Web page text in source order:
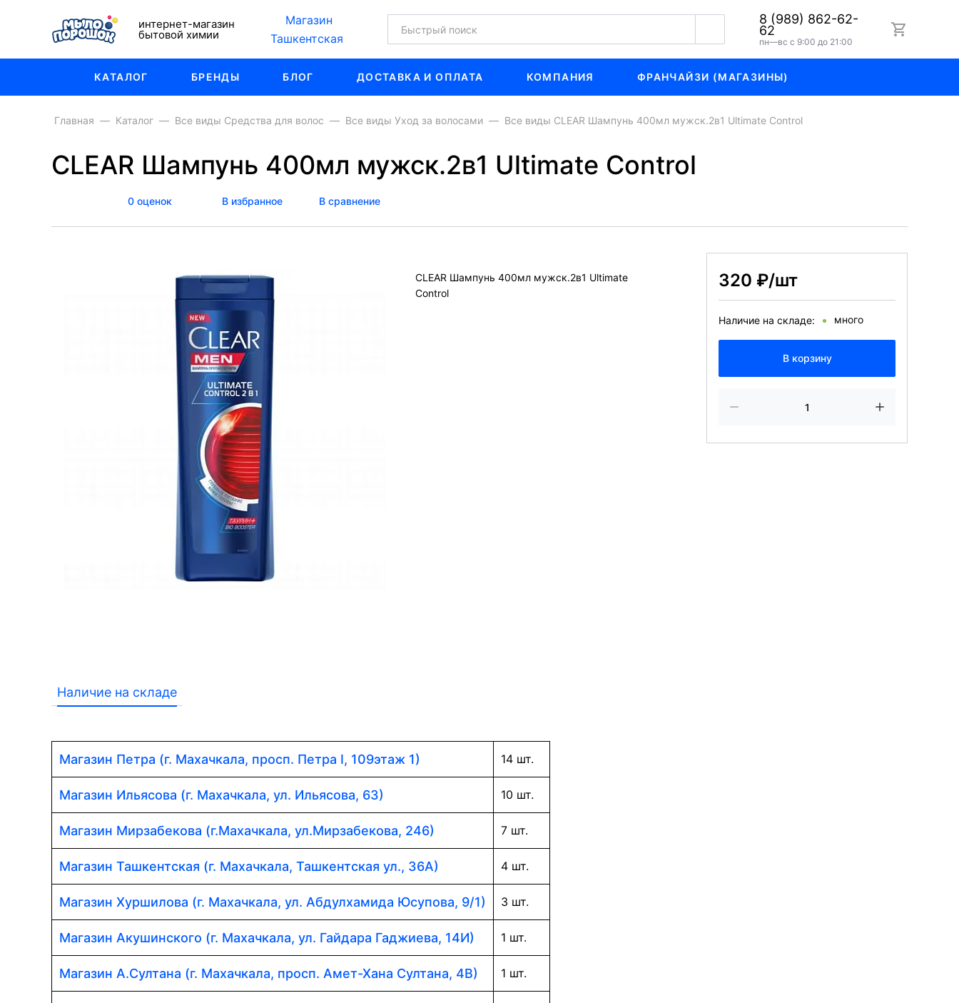
интернет-магазин
бытовой химии
Магазин
Ташкентская
8 (989) 862-62-
62
пн—вс с 9:00 до 21:00
КАТАЛОГ БРЕНДЫ БЛОГ ДОСТАВКА И ОПЛАТА КОМПАНИЯ ФРАНЧАЙЗИ (МАГАЗИНЫ)
Главная Каталог Все виды Средства для волос Все виды Уход за волосами Все виды CLEAR Шампунь 400мл мужск.2в1 Ultimate Control
CLEAR Шампунь 400мл мужск.2в1 Ultimate Control
0 оценок В избранное В сравнение
CLEAR Шампунь 400мл мужск.2в1 Ultimate
Control
320 ₽/шт
Наличие на складе: много
В корзину
Наличие на складе
Магазин Петра (г. Махачкала, просп. Петра I, 109этаж 1) 14 шт.
Магазин Ильясова (г. Махачкала, ул. Ильясова, 63) 10 шт.
Магазин Мирзабекова (г.Махачкала, ул.Мирзабекова, 246) 7 шт.
Магазин Ташкентская (г. Махачкала, Ташкентская ул., 36А) 4 шт.
Магазин Хуршилова (г. Махачкала, ул. Абдулхамида Юсупова, 9/1) 3 шт.
Магазин Акушинского (г. Махачкала, ул. Гайдара Гаджиева, 14И) 1 шт.
Магазин А.Султана (г. Махачкала, просп. Амет-Хана Султана, 4В) 1 шт.